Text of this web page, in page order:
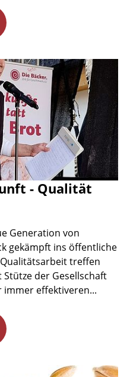
- Qualität
Generation von
gekämpft ins öffentliche
treffen
Stütze der Gesellschaft
immer effektiveren...